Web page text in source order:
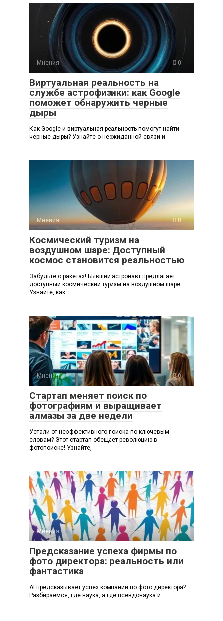
Мнения 0
Виртуальная реальность на
службе астрофизики: как Google
поможет обнаружить черные
дыры
Как Google и виртуальная реальность помогут найти
черные дыры? Узнайте о неожиданной связи и
Мнения 0
Космический туризм на
воздушном шаре: Доступный
космос становится реальностью
Забудьте о ракетах! Бывший астронавт предлагает
доступный космический туризм на воздушном шаре.
Узнайте, как
Мнения 0
Стартап меняет поиск по
фотографиям и выращивает
алмазы за две недели
Устали от неэффективного поиска по ключевым
словам? Этот стартап обещает революцию в
фотопоиске! Узнайте,
Мнения 0
Предсказание успеха фирмы по
фото директора: реальность или
фантастика
AI предсказывает успех компании по фото директора?
Разбираемся, где наука, а где псевдонаука и